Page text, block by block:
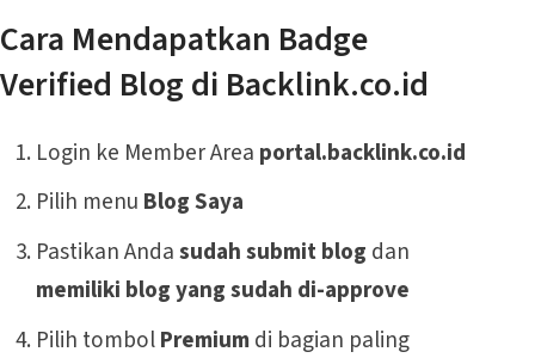
Cara Mendapatkan Badge
Verified Blog di Backlink.co.id
Login ke Member Area portal.backlink.co.id
Pilih menu Blog Saya
Pastikan Andasudah submit blog dan
memiliki blog yang sudah di-approve
Pilih tombolPremiumdi bagian paling